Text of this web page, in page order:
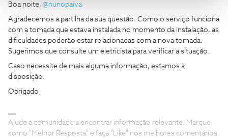
Boa noite, ​ @nunopaiva
Agradecemos a partilha da sua questão. Como o serviço funciona
com a tomada que estava instalada no momento da instalação, as
dificuldades poderão estar relacionadas com a nova tomada.
Sugerimos que consulte um eletricista para verificar a situação.
Caso necessite de mais alguma informação, estamos à
disposição.
Obrigado
Ajude a comunidade a encontrar informação relevante. Marque
como "Melhor Resposta" e faça "Like" nos melhores comentários.